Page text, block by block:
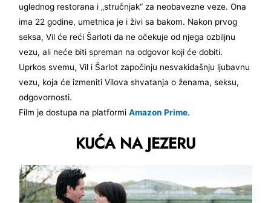
uglednog restorana i „stručnjak“ za neobavezne veze. Ona
ima 22 godine, umetnica je i živi sa bakom. Nakon prvog
seksa, Vil će reći Šarloti da ne očekuje od njega ozbiljnu
vezu, ali neće biti spreman na odgovor koji će dobiti.
Uprkos svemu, Vil i Šarlot započinju nesvakidašnju ljubavnu
vezu, koja će izmeniti Vilova shvatanja o ženama, seksu,
odgovornosti.
Film je dostupa na platformiAmazon Prime.
KUĆA NA JEZERU